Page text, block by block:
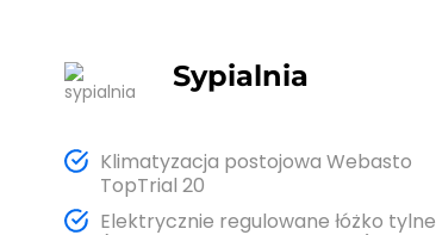
Sypialnia
Klimatyzacja postojowa Webasto
TopTrial 20
Elektrycznie regulowane łóżko tylne